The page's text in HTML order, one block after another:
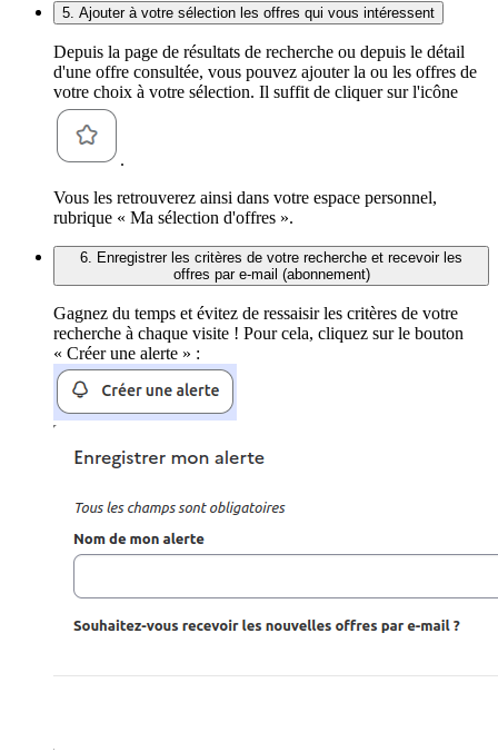
5. Ajouter à votre sélection les offres qui vous intéressent
Depuis la page de résultats de recherche ou depuis le détail
d'une offre consultée, vous pouvez ajouter la ou les offres de
votre choix à votre sélection. Il suffit de cliquer sur l'icône
.
Vous les retrouverez ainsi dans votre espace personnel,
rubrique « Ma sélection d'offres ».
6. Enregistrer les critères de votre recherche et recevoir les
offres par e-mail (abonnement)
Gagnez du temps et évitez de ressaisir les critères de votre
recherche à chaque visite ! Pour cela, cliquez sur le bouton
« Créer une alerte » :